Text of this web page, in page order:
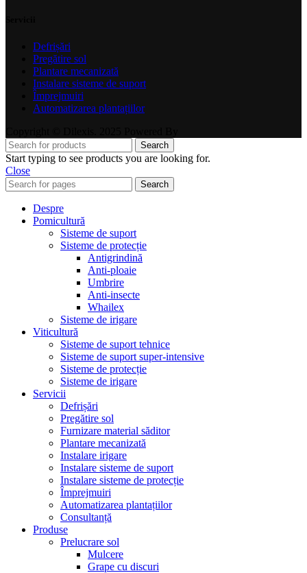
Defrișări
Pregătire sol
Plantare mecanizată
Instalare sisteme de suport
Împrejmuiri
Automatizarea plantațiilor
Search
Start typing to see products you are looking for.
Close
Search
Despre
Pomicultură
Sisteme de suport
Sisteme de protecție
Antigrindină
Anti-ploaie
Umbrire
Anti-insecte
Whailex
Sisteme de irigare
Viticultură
Sisteme de suport tehnice
Sisteme de suport super-intensive
Sisteme de protecție
Sisteme de irigare
Servicii
Defrișări
Pregătire sol
Furnizare material săditor
Plantare mecanizată
Instalare irigare
Instalare sisteme de suport
Instalare sisteme de protecție
Împrejmuiri
Automatizarea plantațiilor
Consultanță
Produse
Prelucrare sol
Mulcere
Grape cu discuri